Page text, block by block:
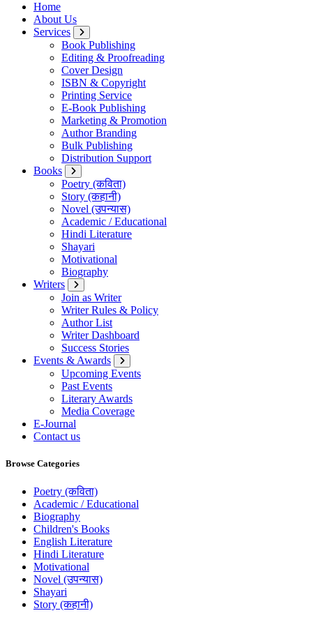
Home
About Us
Services
Book Publishing
Editing & Proofreading
Cover Design
ISBN & Copyright
Printing Service
E-Book Publishing
Marketing & Promotion
Author Branding
Bulk Publishing
Distribution Support
Books
Poetry (कविता)
Story (कहानी)
Novel (उपन्यास)
Academic / Educational
Hindi Literature
Shayari
Motivational
Biography
Writers
Join as Writer
Writer Rules & Policy
Author List
Writer Dashboard
Success Stories
Events & Awards
Upcoming Events
Past Events
Literary Awards
Media Coverage
E-Journal
Contact us
Browse Categories
Poetry (कविता)
Academic / Educational
Biography
Children's Books
English Literature
Hindi Literature
Motivational
Novel (उपन्यास)
Shayari
Story (कहानी)